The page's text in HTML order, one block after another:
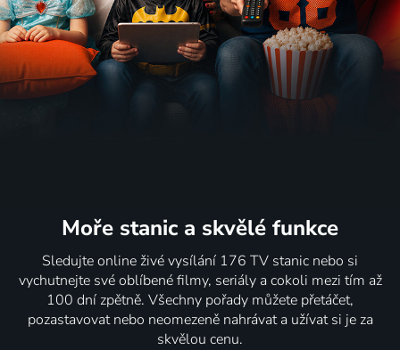
Moře stanic a skvělé funkce
Sledujte online živé vysílání 176 TV stanic nebo si
vychutnejte své oblíbené filmy, seriály a cokoli mezi tím až
100 dní zpětně. Všechny pořady můžete přetáčet,
pozastavovat nebo neomezeně nahrávat a užívat si je za
skvělou cenu.